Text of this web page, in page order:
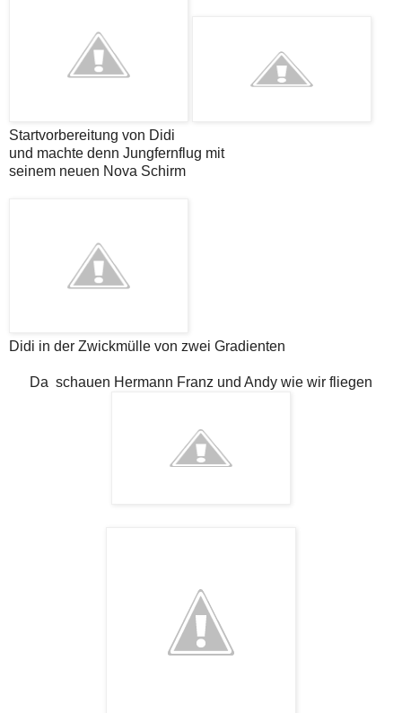
Startvorbereitung von Didi
und machte denn Jungfernflug mit
seinem neuen Nova Schirm
Didi in der Zwickmülle von zwei Gradienten
Da schauen Hermann Franz und Andy wie wir fliegen